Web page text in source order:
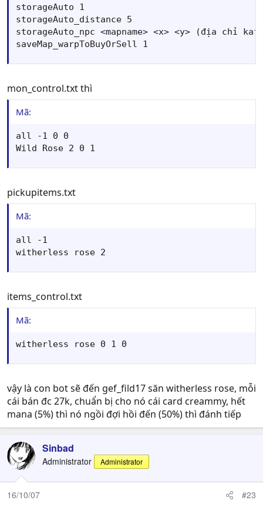
storageAuto 1
storageAuto_distance 5
storageAuto_npc <mapname> <x> <y> (địa chỉ
saveMap_warpToBuyOrSell 1
mon_control.txt thì
Mã:
all -1 0 0
Wild Rose 2 0 1
pickupitems.txt
Mã:
all -1
witherless rose 2
items_control.txt
Mã:
witherless rose 0 1 0
vậy là con bot sẽ đến gef_fild17 săn witherless rose, mỗi
cái bán đc 27k, chuẩn bị cho nó cái card creammy, hết
mana (5%) thì nó ngồi đợi hồi đến (50%) thì đánh tiếp
Sinbad
Administrator Administrator
16/10/07 #23